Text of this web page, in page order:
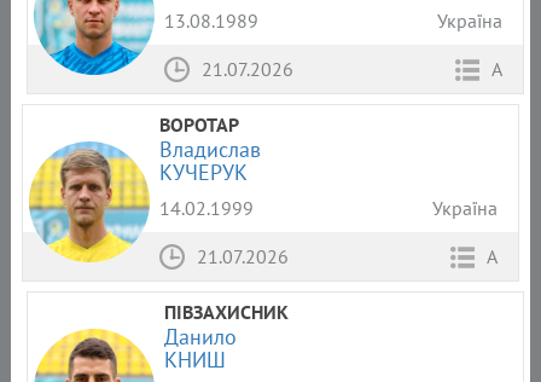
13.08.1989
Україна
21.07.2026
А
ВОРОТАР
Владислав
КУЧЕРУК
14.02.1999
Україна
21.07.2026
А
ПІВЗАХИСНИК
Данило
КНИШ